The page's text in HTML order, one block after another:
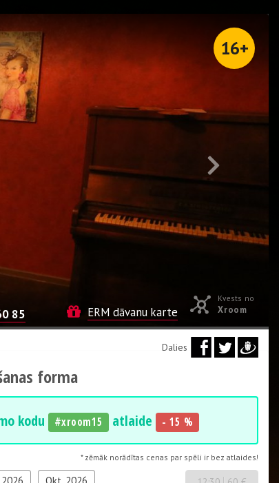
16+
85 ERM dāvanu karte
Kvests no
Xroom
Dalies
forma
kodu #xroom15 atlaide - 15 %
* zēmāk norādītas cenas par spēli ir bez atlaides!